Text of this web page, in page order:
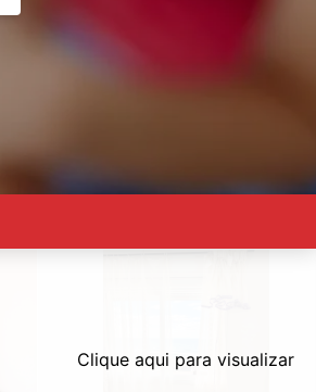
Clique aqui para visualizar